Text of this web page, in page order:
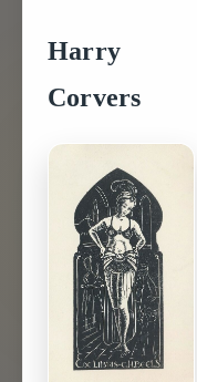
Harry
Corvers